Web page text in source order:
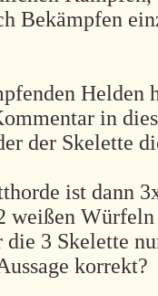
Bekämpfen
Helden
in
der Skelette
ist dann
Würfeln
3 Skelette
korrekt?